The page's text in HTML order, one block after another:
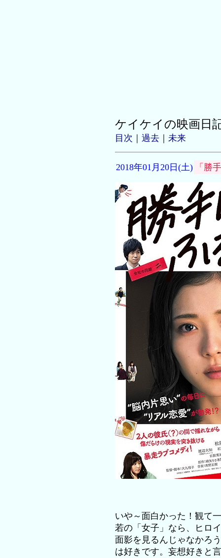
ケイケイの映画日
目次 過去 未来
2018年01月20日(土) 「勝
いや～面白かった！観て
若の「女子」なら、ヒロ
面影を見るんじゃなかろ
は好きです。妄想好きと